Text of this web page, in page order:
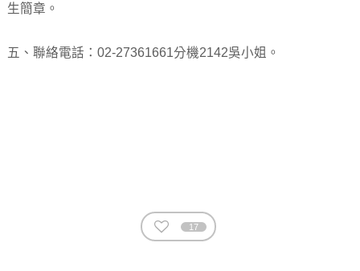
生簡章。
五、聯絡電話：02-27361661分機2142吳小姐。
17